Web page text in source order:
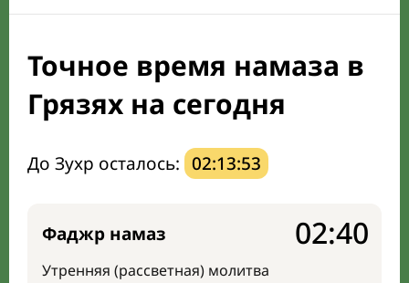
Календарь рамадана
Направление киблы
Точное время намаза в
Грязях на сегодня
До Зухр осталось: 02:13:52
Фаджр намаз
Утренняя (рассветная) молитва
02:40